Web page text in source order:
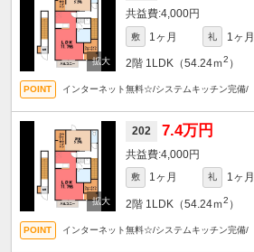
4,000円
敷 1ヶ月 礼 1ヶ月
2階 1LDK（54.24ｍ2 ）
インターネット無料☆/システムキッチン完備/
202 7.4万円
4,000円
敷 1ヶ月 礼 1ヶ月
2階 1LDK（54.24ｍ2 ）
インターネット無料☆/システムキッチン完備/